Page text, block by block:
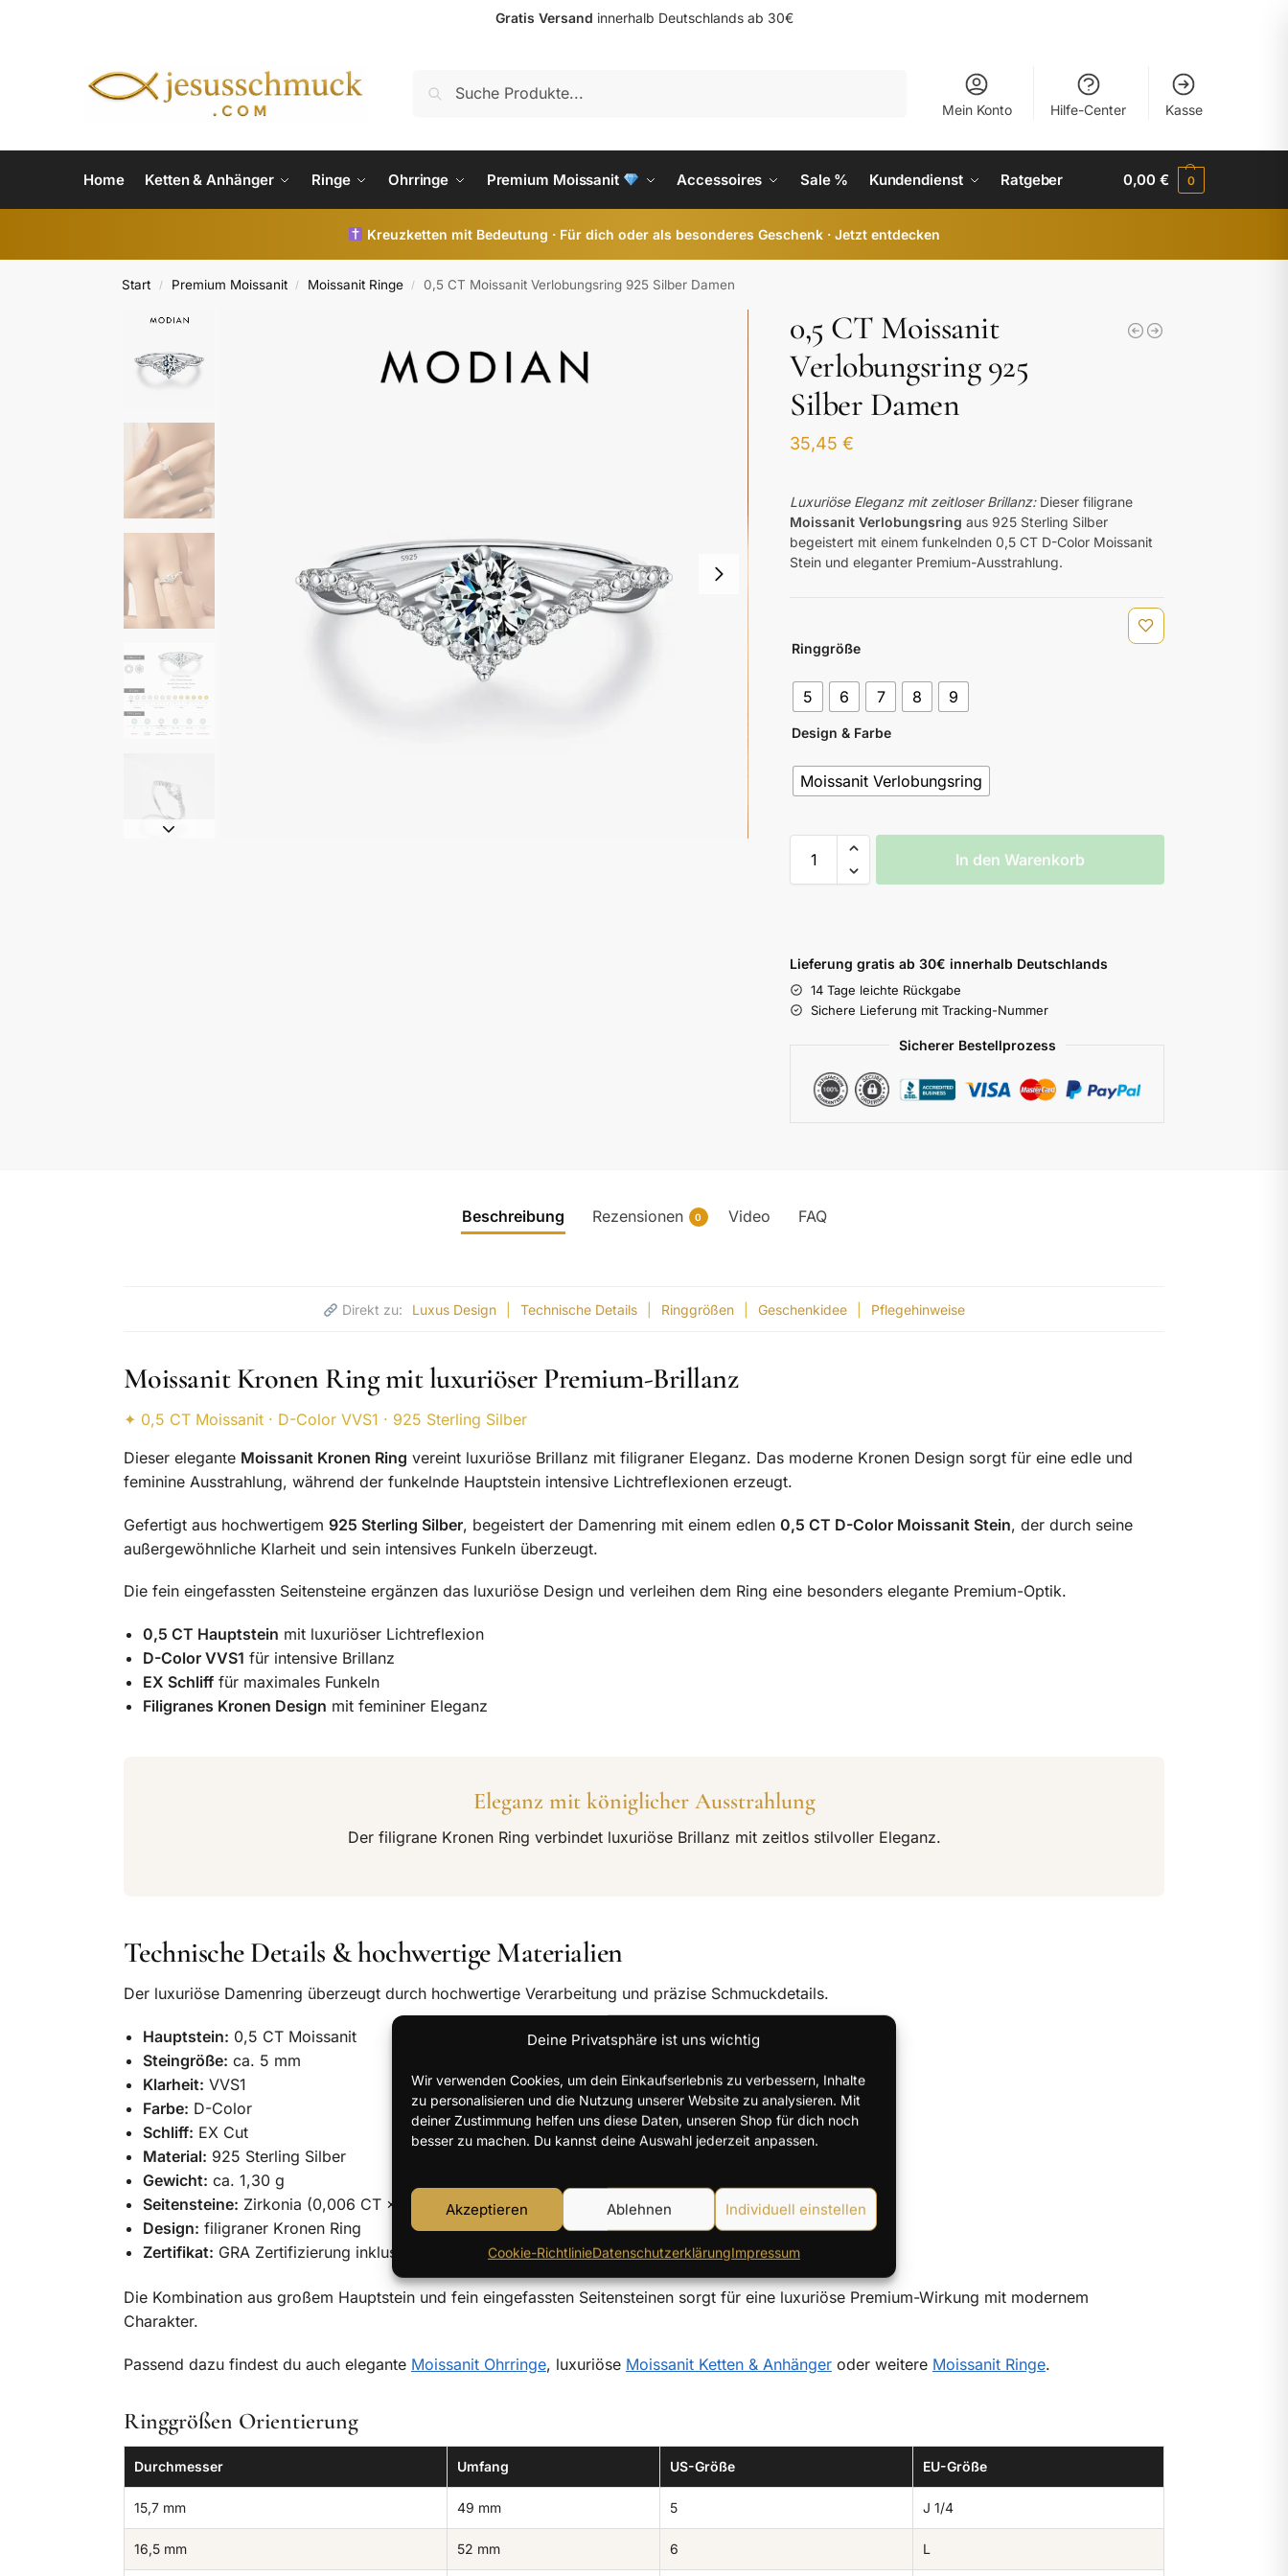
Deine Privatsphäre ist uns wichtig
Wir verwenden Cookies, um dein Einkaufserlebnis zu verbessern, Inhalte
zu personalisieren und die Nutzung unserer Website zu analysieren. Mit
deiner Zustimmung helfen uns diese Daten, unseren Shop für dich noch
besser zu machen. Du kannst deine Auswahl jederzeit anpassen.
Akzeptieren Ablehnen Individuell einstellen
Cookie-RichtlinieDatenschutzerklärungImpressum
Gratis Versand innerhalb Deutschlands ab 30€
Mein Konto Hilfe-Center Kasse
Home Ketten & Anhänger Ringe Ohrringe Premium Moissanit Accessoires Sale % Kundendienst Ratgeber 0,00€ 0
Kreuzketten mit Bedeutung · Für dich oder als besonderes Geschenk · Jetzt entdecken
Start / Premium Moissanit / Moissanit Ringe / 0,5 CT Moissanit Verlobungsring 925 Silber Damen
0,5 CT Moissanit
Verlobungsring 925
Silber Damen
35,45€
Luxuriöse Eleganz mit zeitloser Brillanz:Dieser filigrane
Moissanit Verlobungsring aus 925 Sterling Silber
begeistert mit einem funkelnden 0,5 CT D-Color Moissanit
Stein und eleganter Premium-Ausstrahlung.
Ringgröße
5 6 7 8 9
Design & Farbe
Moissanit Verlobungsring
In den Warenkorb
Lieferung gratis ab 30€ innerhalb Deutschlands
14 Tage leichte Rückgabe
Sichere Lieferung mit Tracking-Nummer
Sicherer Bestellprozess
Beschreibung Rezensionen 0 Video FAQ
Direkt zu: Luxus Design Technische Details Ringgrößen Geschenkidee Pflegehinweise
Moissanit Kronen Ring mit luxuriöser Premium-Brillanz
✦ 0,5 CT Moissanit · D-Color VVS1 · 925 Sterling Silber
Dieser elegante Moissanit Kronen Ring vereint luxuriöse Brillanz mit filigraner Eleganz. Das moderne Kronen Design sorgt für eine edle und
feminine Ausstrahlung, während der funkelnde Hauptstein intensive Lichtreflexionen erzeugt.
Gefertigt aus hochwertigem 925 Sterling Silber, begeistert der Damenring mit einem edlen 0,5 CT D-Color Moissanit Stein, der durch seine
außergewöhnliche Klarheit und sein intensives Funkeln überzeugt.
Die fein eingefassten Seitensteine ergänzen das luxuriöse Design und verleihen dem Ring eine besonders elegante Premium-Optik.
0,5 CT Hauptstein mit luxuriöser Lichtreflexion
D-Color VVS1 für intensive Brillanz
EX Schlifffür maximales Funkeln
Filigranes Kronen Design mit femininer Eleganz
Eleganz mit königlicher Ausstrahlung
Der filigrane Kronen Ring verbindet luxuriöse Brillanz mit zeitlos stilvoller Eleganz.
Technische Details & hochwertige Materialien
Der luxuriöse Damenring überzeugt durch hochwertige Verarbeitung und präzise Schmuckdetails.
Hauptstein: 0,5 CT Moissanit
Steingröße: ca. 5 mm
Klarheit: VVS1
Farbe: D-Color
Schliff: EX Cut
Material: 925 Sterling Silber
Gewicht: ca. 1,30 g
Seitensteine: Zirkonia (0,006 CT × 19)
Design: filigraner Kronen Ring
Zertifikat: GRA Zertifizierung inklusive
Die Kombination aus großem Hauptstein und fein eingefassten Seitensteinen sorgt für eine luxuriöse Premium-Wirkung mit modernem
Charakter.
Passend dazu findest du auch elegante Moissanit Ohrringe, luxuriöse Moissanit Ketten & Anhängeroder weitere Moissanit Ringe.
Ringgrößen Orientierung
Durchmesser Umfang US-Größe EU-Größe
15,7 mm 49 mm 5 J 1/4
16,5 mm 52 mm 6 L